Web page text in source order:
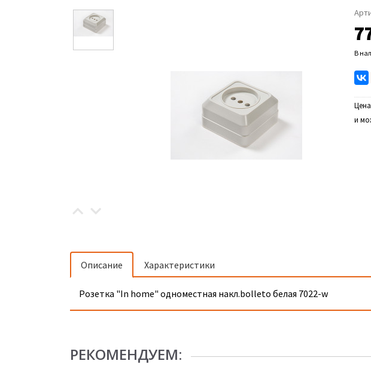
В
и
Описание Характеристики
Розетка "In home" одноместная накл.bolleto белая 7022-w
РЕКОМЕНДУЕМ: